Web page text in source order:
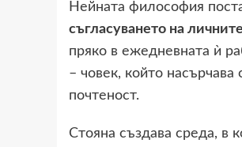
Нейната философия
съгласуването на
пряко в ежедневната ѝ
– човек, който
почтеност.
Стояна създава среда, в